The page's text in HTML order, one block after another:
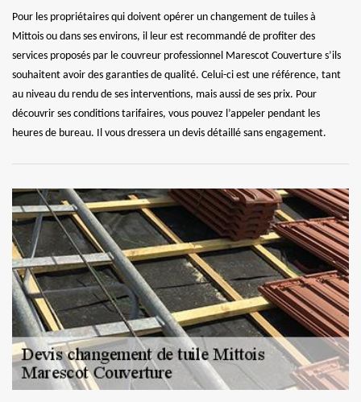
Pour les propriétaires qui doivent opérer un changement de tuiles à
Mittois ou dans ses environs, il leur est recommandé de profiter des
services proposés par le couvreur professionnel Marescot Couverture s’ils
souhaitent avoir des garanties de qualité. Celui-ci est une référence, tant
au niveau du rendu de ses interventions, mais aussi de ses prix. Pour
découvrir ses conditions tarifaires, vous pouvez l’appeler pendant les
heures de bureau. Il vous dressera un devis détaillé sans engagement.